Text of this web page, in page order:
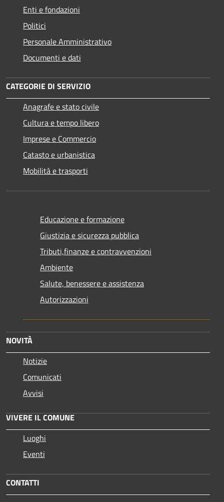
Enti e fondazioni
Politici
Personale Amministrativo
Documenti e dati
CATEGORIE DI SERVIZIO
Anagrafe e stato civile
Cultura e tempo libero
Imprese e Commercio
Catasto e urbanistica
Mobilità e trasporti
Educazione e formazione
Giustizia e sicurezza pubblica
Tributi,finanze e contravvenzioni
Ambiente
Salute, benessere e assistenza
Autorizzazioni
NOVITÀ
Notizie
Comunicati
Avvisi
VIVERE IL COMUNE
Luoghi
Eventi
CONTATTI